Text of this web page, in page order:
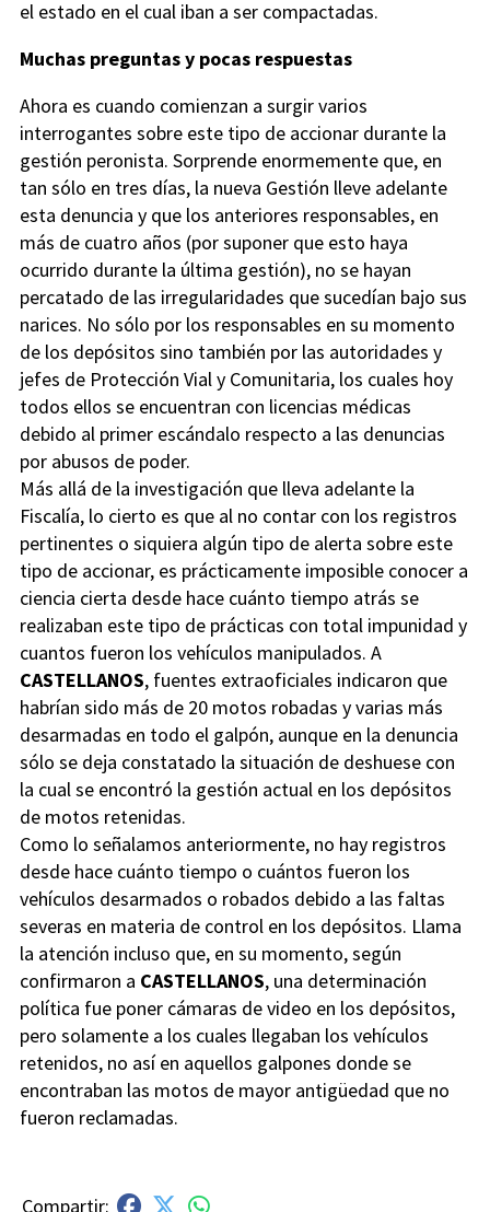
el estado en el cual iban a ser compactadas.
Muchas preguntas y pocas respuestas
Ahora es cuando comienzan a surgir varios
interrogantes sobre este tipo de accionar durante la
gestión peronista. Sorprende enormemente que, en
tan sólo en tres días, la nueva Gestión lleve adelante
esta denuncia y que los anteriores responsables, en
más de cuatro años (por suponer que esto haya
ocurrido durante la última gestión), no se hayan
percatado de las irregularidades que sucedían bajo sus
narices. No sólo por los responsables en su momento
de los depósitos sino también por las autoridades y
jefes de Protección Vial y Comunitaria, los cuales hoy
todos ellos se encuentran con licencias médicas
debido al primer escándalo respecto a las denuncias
por abusos de poder.
Más allá de la investigación que lleva adelante la
Fiscalía, lo cierto es que al no contar con los registros
pertinentes o siquiera algún tipo de alerta sobre este
tipo de accionar, es prácticamente imposible conocer a
ciencia cierta desde hace cuánto tiempo atrás se
realizaban este tipo de prácticas con total impunidad y
cuantos fueron los vehículos manipulados. A
CASTELLANOS, fuentes extraoficiales indicaron que
habrían sido más de 20 motos robadas y varias más
desarmadas en todo el galpón, aunque en la denuncia
sólo se deja constatado la situación de deshuese con
la cual se encontró la gestión actual en los depósitos
de motos retenidas.
Como lo señalamos anteriormente, no hay registros
desde hace cuánto tiempo o cuántos fueron los
vehículos desarmados o robados debido a las faltas
severas en materia de control en los depósitos. Llama
la atención incluso que, en su momento, según
confirmaron a CASTELLANOS, una determinación
política fue poner cámaras de video en los depósitos,
pero solamente a los cuales llegaban los vehículos
retenidos, no así en aquellos galpones donde se
encontraban las motos de mayor antigüedad que no
fueron reclamadas.